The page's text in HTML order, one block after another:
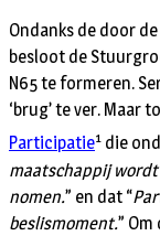
Ondanks de door de
besloot de
N65 te for­me­ren.
‘brug’ te ver. Maar
Participatie1 die
maatschappij
nomen.” en dat “
beslis­moment.” Om